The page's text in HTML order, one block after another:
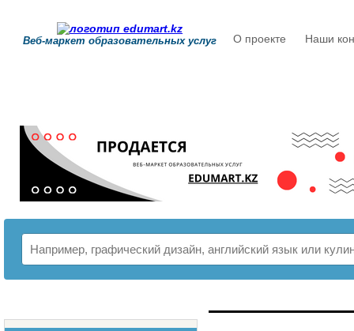
Веб-маркет образовательных услуг О проекте Наши